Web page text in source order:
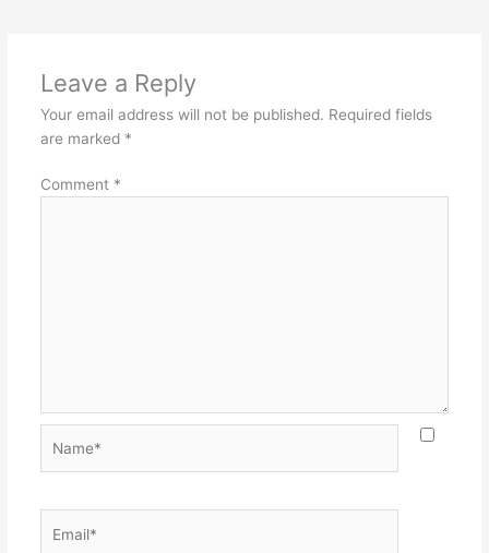
Leave a Reply
Your email address will not be published. Required fields
are marked *
Comment *